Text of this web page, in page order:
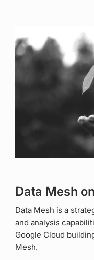
Data Mesh
Data Mesh is a
and analysis
Google Cloud
Mesh.